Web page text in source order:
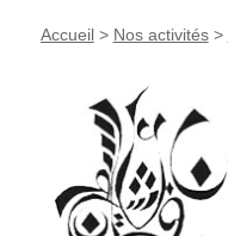
Accueil> Nos activités>